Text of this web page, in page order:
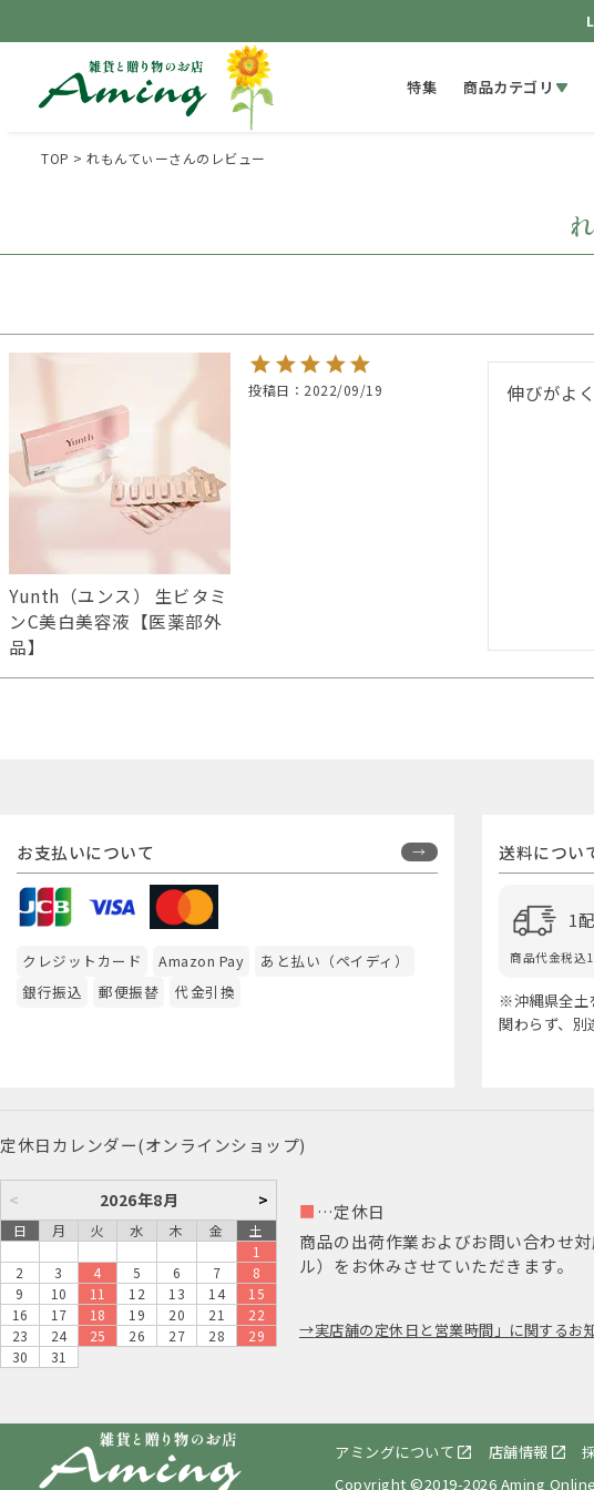
特集 商品カテゴリ
TOP れもんてぃーさんのレビュー
Yunth（ユンス） 生ビタミ
ンC美白美容液【医薬部外
品】
投稿日 2022/09/19 伸びがよ
お支払いについて
クレジットカード Amazon Pay
あと払い（ペイディ）
銀行振込
郵便振替 代金引換
送料につい
1
商品代金税込
※沖縄県全土
関わらず、別
定休日カレンダー(オンラインショップ)
< 2026年8月 >
日 月 火 水 木 金
土
1
2
3 4 5 6 7
8
9
10 11 12 13 14
15
16
17 18 19 20 21
22
23
24 25 26 27 28
29
30
31
■ …定休日
商品の出荷作業およびお問い合わせ
ル）をお休みさせていただきます。
実店舗の定休日と営業時間」に関するお
アミングについて 店舗情報
Copyright ©2019-2026 Aming